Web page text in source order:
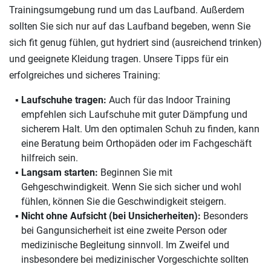
Trainingsumgebung rund um das Laufband. Außerdem
sollten Sie sich nur auf das Laufband begeben, wenn Sie
sich fit genug fühlen, gut hydriert sind (ausreichend trinken)
und geeignete Kleidung tragen. Unsere Tipps für ein
erfolgreiches und sicheres Training:
Laufschuhe tragen: Auch für das Indoor Training
empfehlen sich Laufschuhe mit guter Dämpfung und
sicherem Halt. Um den optimalen Schuh zu finden, kann
eine Beratung beim Orthopäden oder im Fachgeschäft
hilfreich sein.
Langsam starten: Beginnen Sie mit
Gehgeschwindigkeit. Wenn Sie sich sicher und wohl
fühlen, können Sie die Geschwindigkeit steigern.
Nicht ohne Aufsicht (bei Unsicherheiten): Besonders
bei Gangunsicherheit ist eine zweite Person oder
medizinische Begleitung sinnvoll. Im Zweifel und
insbesondere bei medizinischer Vorgeschichte sollten